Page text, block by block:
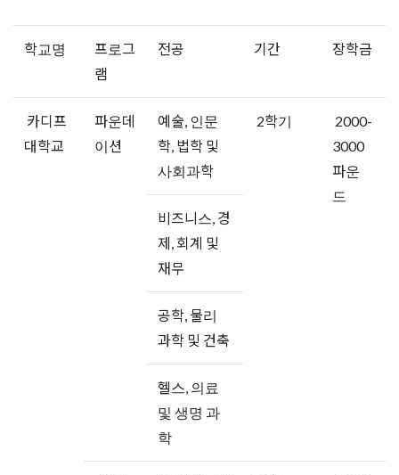
학교명
프로그
램
전공 기간 장학금
카디프
대학교
파운데
이션
예술, 인문
학, 법학 및
사회과학
2학기
2000-
3000
파운
드
비즈니스, 경
제, 회계 및
재무
공학, 물리
과학 및 건축
헬스, 의료
및 생명 과
학